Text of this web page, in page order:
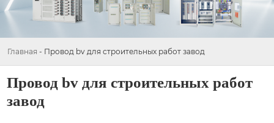
Главная - Провод bv для строительных работ завод
Провод bv для строительных работ
завод